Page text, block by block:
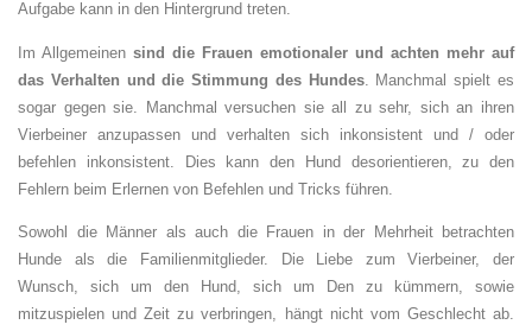
Aufgabe kann in den Hintergrund treten.
Im Allgemeinen sind die Frauen emotionaler und achten mehr auf
das Verhalten und die Stimmung des Hundes. Manchmal spielt es
sogar gegen sie. Manchmal versuchen sie all zu sehr, sich an ihren
Vierbeiner anzupassen und verhalten sich inkonsistent und / oder
befehlen inkonsistent. Dies kann den Hund desorientieren, zu den
Fehlern beim Erlernen von Befehlen und Tricks führen.
Sowohl die Männer als auch die Frauen in der Mehrheit betrachten
Hunde als die Familienmitglieder. Die Liebe zum Vierbeiner, der
Wunsch, sich um den Hund, sich um Den zu kümmern, sowie
mitzuspielen und Zeit zu verbringen, hängt nicht vom Geschlecht ab.